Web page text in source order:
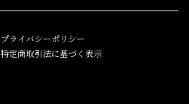
プライバシーポリシー
特定商取引法に基づく表示